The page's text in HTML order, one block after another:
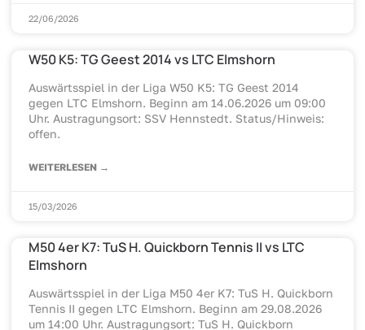
22/06/2026
W50 K5: TG Geest 2014 vs LTC Elmshorn
Auswärtsspiel in der Liga W50 K5: TG Geest 2014
gegen LTC Elmshorn. Beginn am 14.06.2026 um 09:00
Uhr. Austragungsort: SSV Hennstedt. Status/Hinweis:
offen.
WEITERLESEN →
15/03/2026
M50 4er K7: TuS H. Quickborn Tennis II vs LTC
Elmshorn
Auswärtsspiel in der Liga M50 4er K7: TuS H. Quickborn
Tennis II gegen LTC Elmshorn. Beginn am 29.08.2026
um 14:00 Uhr. Austragungsort: TuS H. Quickborn